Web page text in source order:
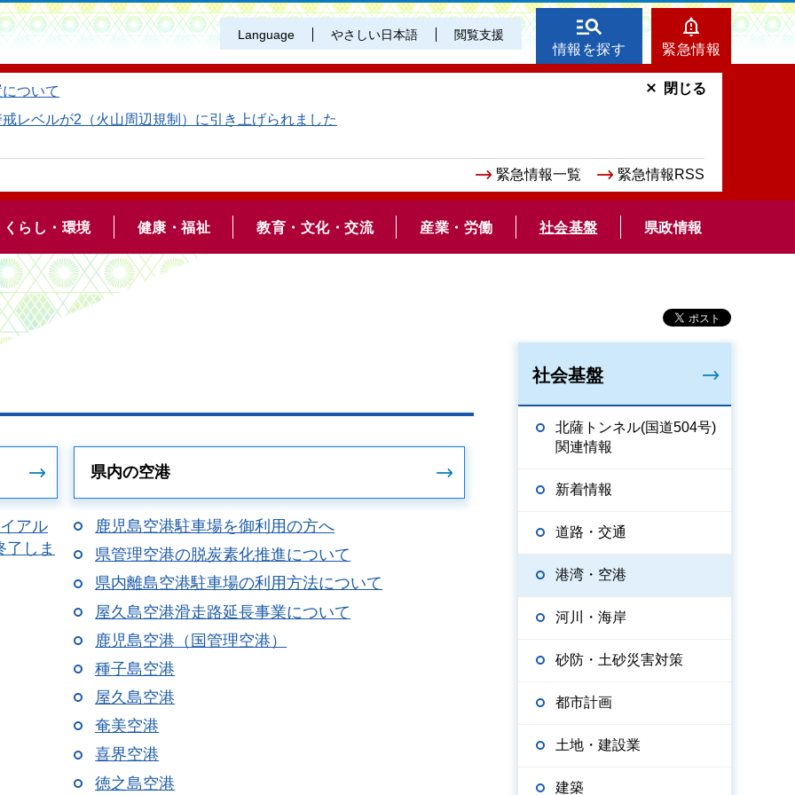
Language やさしい日本語 閲覧支援
情報を探す 緊急情報
ついて
レベルが2（火山周辺規制）に引き上げられました
緊急情報一覧 緊急情報RSS
閉じる
くらし・環境 健康・福祉 教育・文化・交流 産業・労働 社会基盤 県政情報
アル
了しま
県内の空港
鹿児島空港駐車場を御利用の方へ
県管理空港の脱炭素化推進について
県内離島空港駐車場の利用方法について
屋久島空港滑走路延長事業について
鹿児島空港（国管理空港）
種子島空港
屋久島空港
奄美空港
喜界空港
徳之島空港
社会基盤
北薩トンネル(国道504号)
関連情報
新着情報
道路・交通
港湾・空港
河川・海岸
砂防・土砂災害対策
都市計画
土地・建設業
建築